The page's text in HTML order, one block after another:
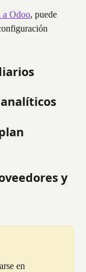
a Odoo, puede
analíticos
y
en